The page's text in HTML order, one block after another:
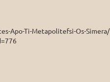
Apo-Ti-Metapolitefsi-Os-Simera/